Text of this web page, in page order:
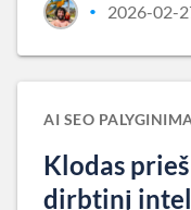
• 2026-02-
AI SEO
Klodas
dirbtinį